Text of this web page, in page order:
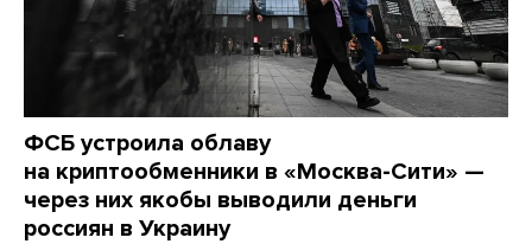
ФСБ устроила облаву
на криптообменники в «Москва-Сити» —
через них якобы выводили деньги
россиян в Украину